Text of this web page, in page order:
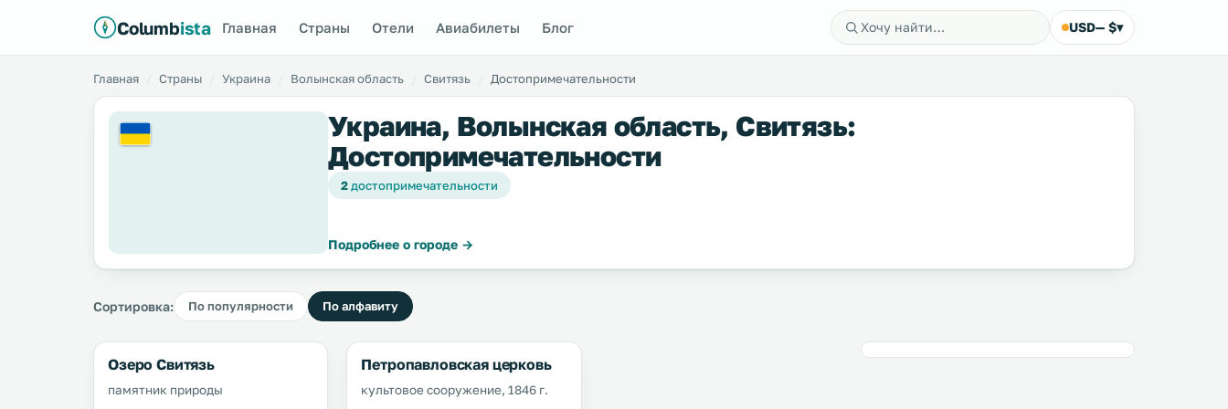
Columbista Главная Страны Отели Авиабилеты Блог USD— $▾
Главная Страны Украина Волынская область Свитязь Достопримечательности
Украина, Волынская область, Свитязь:
Достопримечательности
2достопримечательности
Подробнее о городе →
Сортировка: По популярности По алфавиту
Озеро Свитязь
памятник природы
Петропавловская церковь
культовое сооружение, 1846 г.